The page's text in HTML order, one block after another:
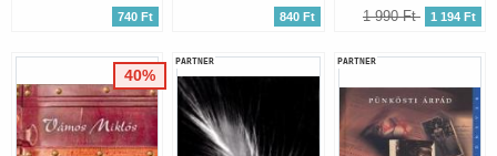
740 Ft 840 Ft 1 990 Ft 1 194 Ft
40%
PARTNER PARTNER